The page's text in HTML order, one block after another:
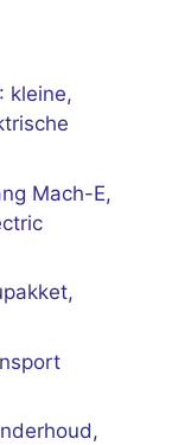
kleine,
Mach-E,